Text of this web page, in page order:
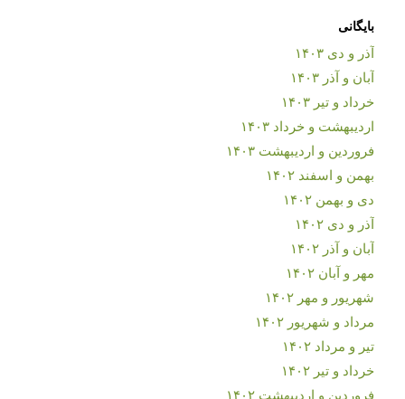
بایگانی
آذر و دی ۱۴۰۳
آبان و آذر ۱۴۰۳
خرداد و تیر ۱۴۰۳
اردیبهشت و خرداد ۱۴۰۳
فروردین و اردیبهشت ۱۴۰۳
بهمن و اسفند ۱۴۰۲
دی و بهمن ۱۴۰۲
آذر و دی ۱۴۰۲
آبان و آذر ۱۴۰۲
مهر و آبان ۱۴۰۲
شهریور و مهر ۱۴۰۲
مرداد و شهریور ۱۴۰۲
تیر و مرداد ۱۴۰۲
خرداد و تیر ۱۴۰۲
فروردین و اردیبهشت ۱۴۰۲